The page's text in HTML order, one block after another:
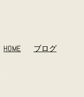
HOME ブログ